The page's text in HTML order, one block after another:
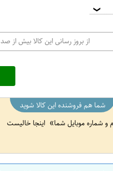
❯
از بروز رسانی این کالا بیش از
شما هم فروشنده این کالا شوید
و شماره موبایل شما اینجا خالیست